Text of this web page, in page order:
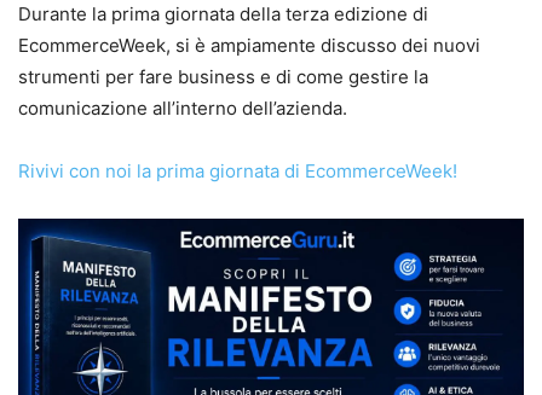
Durante la prima giornata della terza edizione di
EcommerceWeek, si è ampiamente discusso dei nuovi
strumenti per fare business e di come gestire la
comunicazione all’interno dell’azienda.
Rivivi con noi la prima giornata di EcommerceWeek!